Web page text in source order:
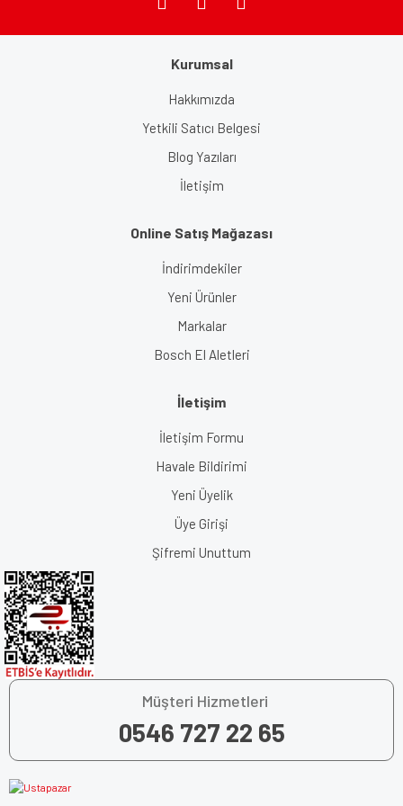
Kurumsal
Hakkımızda
Yetkili Satıcı Belgesi
Blog Yazıları
İletişim
Online Satış Mağazası
İndirimdekiler
Yeni Ürünler
Markalar
Bosch El Aletleri
İletişim
İletişim Formu
Havale Bildirimi
Yeni Üyelik
Üye Girişi
Şifremi Unuttum
Müşteri Hizmetleri
0546 727 22 65